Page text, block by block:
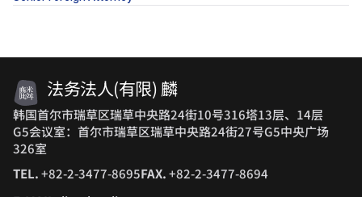
法务法人(有限) 麟
韩国首尔市瑞草区瑞草中央路24街10号316塔13层、14层
G5会议室：首尔市瑞草区瑞草中央路24街27号G5中央广场
326室
TEL.+82-2-3477-8695FAX.+82-2-3477-8694